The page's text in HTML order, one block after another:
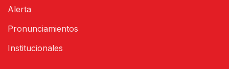
Alerta
Pronunciamientos
Institucionales